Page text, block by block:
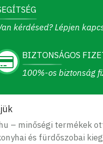
kérdésed? Lépjen
BIZTONSÁGOS
100%-os biztonság
– minőségi termékek
és fürdőszobai